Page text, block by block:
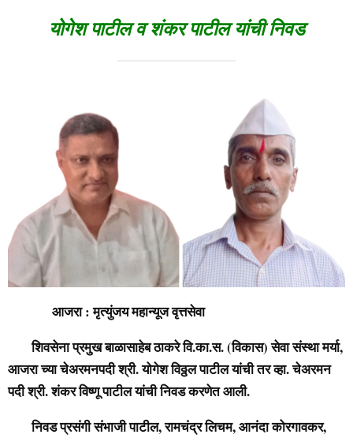
योगेश पाटील व शंकर पाटील यांची निवड
आजरा : मृत्युंजय महान्यूज वृत्तसेवा
शिवसेना प्रमुख बाळासाहेब ठाकरे वि.का.स. (विकास) सेवा संस्था मर्या,
आजरा च्या चेअरमनपदी श्री. योगेश विठ्ठल पाटील यांची तर व्हा. चेअरमन
पदी श्री. शंकर विष्णू पाटील यांची निवड करणेत आली.
निवड प्रसंगी संभाजी पाटील, रामचंद्र लिचम, आनंदा कोरगावकर,